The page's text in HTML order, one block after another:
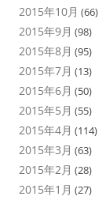
2015年10月 (66)
2015年9月 (98)
2015年8月 (95)
2015年7月 (13)
2015年6月 (50)
2015年5月 (55)
2015年4月 (114)
2015年3月 (63)
2015年2月 (28)
2015年1月 (27)